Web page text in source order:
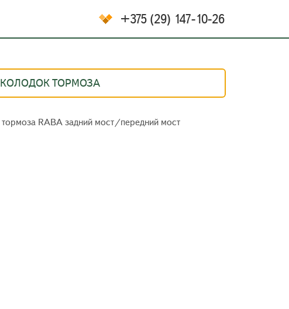
+375 (29) 147-10-26
ТОРМОЗА
RABA задний мост/передний мост